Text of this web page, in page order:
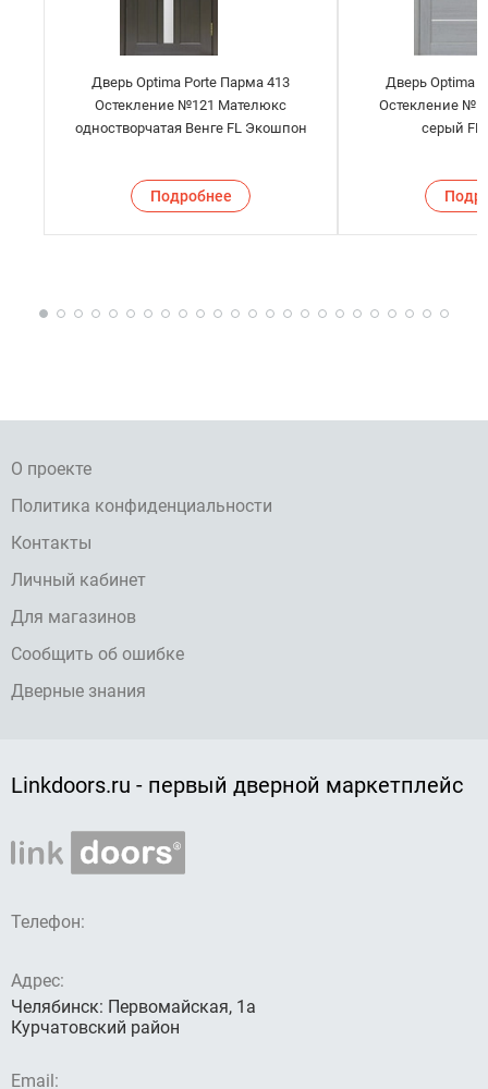
Дверь Optima Porte Парма 413
Остекление №121 Мателюкс
одностворчатая Венге FL Экошпон
Подробнее
Дверь Optima
Остекление
серый
О проекте
Политика конфиденциальности
Контакты
Личный кабинет
Для магазинов
Сообщить об ошибке
Дверные знания
Linkdoors.ru - первый дверной маркетплейс
Телефон:
Адрес:
Челябинск: Первомайская, 1а
Курчатовский район
Email: